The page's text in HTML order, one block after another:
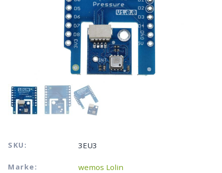
SKU: 3EU3
Marke: wemos Lolin